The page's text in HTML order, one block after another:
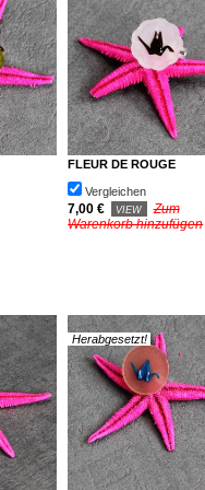
FLEUR DE ROUGE
Vergleichen
7,00 € VIEW
Zum
Warenkorb hinzufügen
Herabgesetzt!